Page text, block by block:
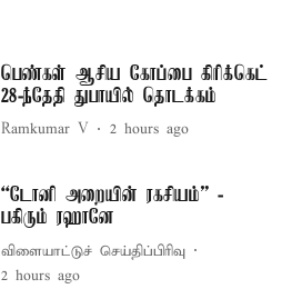
பெண்கள் ஆசிய கோப்பை கிரிக்கெட்
28-ந்தேதி துபாயில் தொடக்கம்
Ramkumar V 2 hours ago
“டோனி அறையின் ரகசியம்” -
பகிரும் ரஹானே
விளையாட்டுச் செய்திப்பிரிவு
2 hours ago